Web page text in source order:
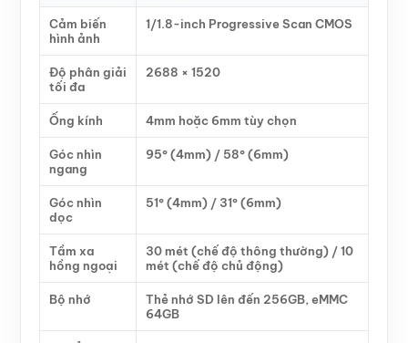
Cảm biến
hình ảnh
1/1.8-inch Progressive Scan CMOS
Độ phân giải
tối đa
2688 × 1520
Ống kính 4mm hoặc 6mm tùy chọn
Góc nhìn
ngang
95° (4mm) / 58° (6mm)
Góc nhìn
dọc
51° (4mm) / 31° (6mm)
Tầm xa
hồng ngoại
30 mét (chế độ thông thường) / 10
mét (chế độ chủ động)
Bộ nhớ
Thẻ nhớ SD lên đến 256GB, eMMC
64GB